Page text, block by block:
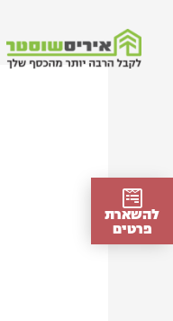
לתוכן
להשארת
פרטים